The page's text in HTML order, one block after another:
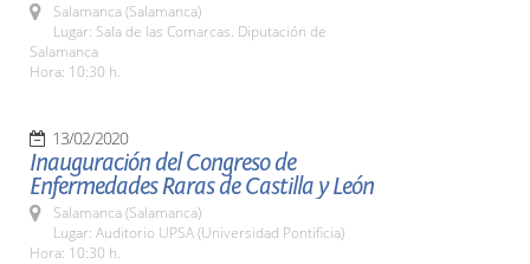
Salamanca (Salamanca)
Lugar: Sala de las Comarcas. Diputación de
Salamanca
Hora: 10:30 h.
13/02/2020
Inauguración del Congreso de
Enfermedades Raras de Castilla y León
Salamanca (Salamanca)
Lugar: Auditorio UPSA (Universidad Pontificia)
Hora: 10:30 h.